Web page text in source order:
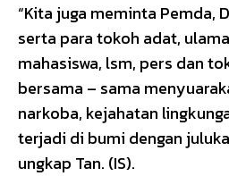
“Kita juga meminta Pemda,
serta para tokoh adat,
mahasiswa, lsm, pers dan
bersama – sama
narkoba, kejahatan
terjadi di bumi dengan
ungkap Tan. (IS).